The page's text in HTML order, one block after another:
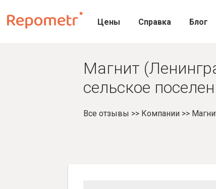
Цены Справка Блог
Магнит
сельское
Все отзывы >> Компании>>